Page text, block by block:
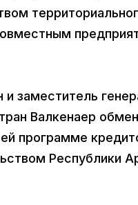
заместитель
Валкенаер
программе
Республики